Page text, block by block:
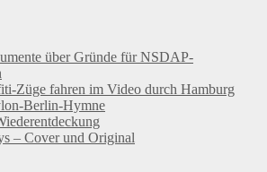
über Gründe für NSDAP-
Züge fahren im Video durch Hamburg
Berlin-Hymne
– Cover und Original